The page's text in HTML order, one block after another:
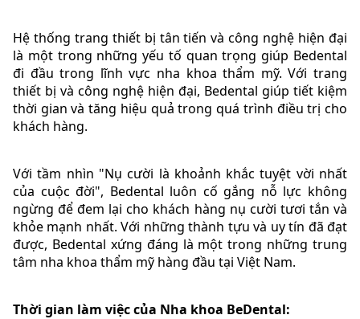
Hệ thống trang thiết bị tân tiến và công nghệ hiện đại
là một trong những yếu tố quan trọng giúp Bedental
đi đầu trong lĩnh vực nha khoa thẩm mỹ. Với trang
thiết bị và công nghệ hiện đại, Bedental giúp tiết kiệm
thời gian và tăng hiệu quả trong quá trình điều trị cho
khách hàng.
Với tầm nhìn "Nụ cười là khoảnh khắc tuyệt vời nhất
của cuộc đời", Bedental luôn cố gắng nỗ lực không
ngừng để đem lại cho khách hàng nụ cười tươi tắn và
khỏe mạnh nhất. Với những thành tựu và uy tín đã đạt
được, Bedental xứng đáng là một trong những trung
tâm nha khoa thẩm mỹ hàng đầu tại Việt Nam.
Thời gian làm việc của Nha khoa BeDental: